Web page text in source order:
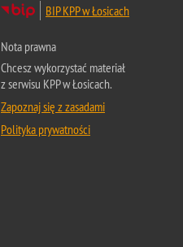
BIP KPP w Łosicach
Nota prawna
Chcesz wykorzystać materiał
z serwisu KPP w Łosicach.
Zapoznaj się z zasadami
Polityka prywatności